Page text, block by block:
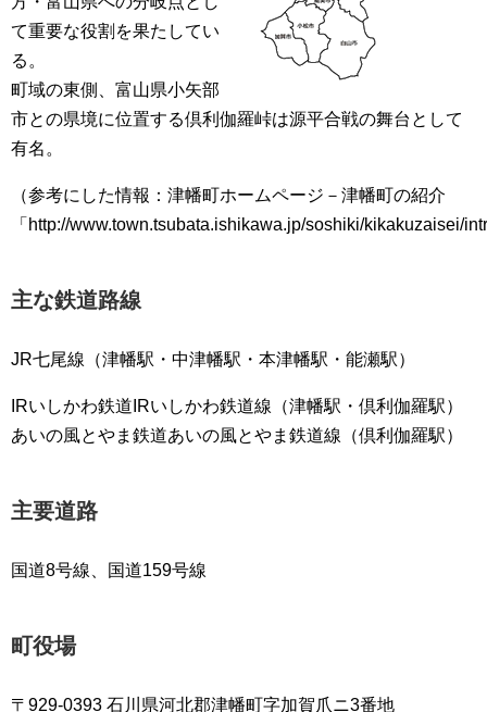
て重要な役割を果たしてい
る。
町域の東側、富山県小矢部
市との県境に位置する倶利伽羅峠は源平合戦の舞台として
有名。
（参考にした情報：津幡町ホームページ－津幡町の紹介
「http://www.town.tsubata.ishikawa.jp/soshiki/kikakuzaisei/
主な鉄道路線
JR七尾線（津幡駅・中津幡駅・本津幡駅・能瀬駅）
IRいしかわ鉄道IRいしかわ鉄道線（津幡駅・倶利伽羅駅）
あいの風とやま鉄道あいの風とやま鉄道線（倶利伽羅駅）
主要道路
国道8号線、国道159号線
町役場
〒929-0393 石川県河北郡津幡町字加賀爪ニ3番地